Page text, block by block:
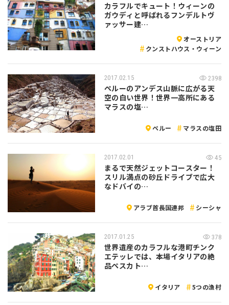
カラフルでキュート！ウィーンの
ガウディと呼ばれるフンデルトヴ
ァッサー建…
オーストリア
クンストハウス・ウィーン
2017.02.15 2398
ペルーのアンデス山脈に広がる天
空の白い世界！世界一高所にある
マラスの塩…
ペルー マラスの塩田
2017.02.01 45
まるで天然ジェットコースター！
スリル満点の砂丘ドライブで広大
なドバイの…
アラブ首長国連邦 シーシャ
2017.01.25 378
世界遺産のカラフルな港町チンク
エテッレでは、本場イタリアの絶
品ペスカト…
イタリア 5つの漁村